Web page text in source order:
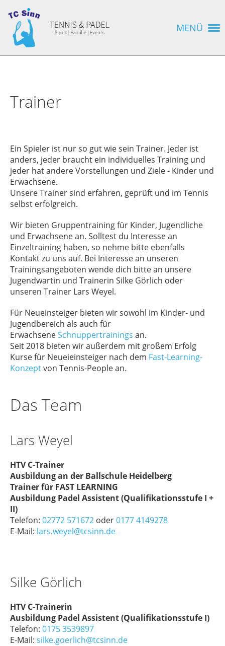
MENÜ
Trainer
Ein Spieler ist nur so gut wie sein Trainer. Jeder ist
anders, jeder braucht ein individuelles Training und
jeder hat andere Vorstellungen und Ziele - Kinder und
Erwachsene.
Unsere Trainer sind erfahren, geprüft und im Tennis
selbst erfolgreich.
Wir bieten Gruppentraining für Kinder, Jugendliche
und Erwachsene an. Solltest du Interesse an
Einzeltraining haben, so nehme bitte ebenfalls
Kontakt zu uns auf. Bei Interesse an unseren
Trainingsangeboten wende dich bitte an unsere
Jugendwartin und Trainerin Silke Görlich oder
unseren Trainer Lars Weyel.
Für Neueinsteiger bieten wir sowohl im Kinder- und
Jugendbereich als auch für
ErwachseneSchnuppertrainings an.
Seit 2018 bieten wir außerdem mit großem Erfolg
Kurse für Neueieinsteiger nach dem Fast-Learning-
Konzeptvon Tennis-People an.
Das Team
Lars Weyel
HTV C-Trainer
Ausbildung an der Ballschule Heidelberg
Trainer für FAST LEARNING
Ausbildung Padel Assistent (Qualifikationsstufe I +
II)
Telefon: 02772 571672 oder0177 4149278
E-Mail: lars.weyel@tcsinn.de
Silke Görlich
HTV C-Trainerin
Ausbildung Padel Assistent (Qualifikationsstufe I)
Telefon: 0175 3539897
E-Mail: silke.goerlich@tcsinn.de